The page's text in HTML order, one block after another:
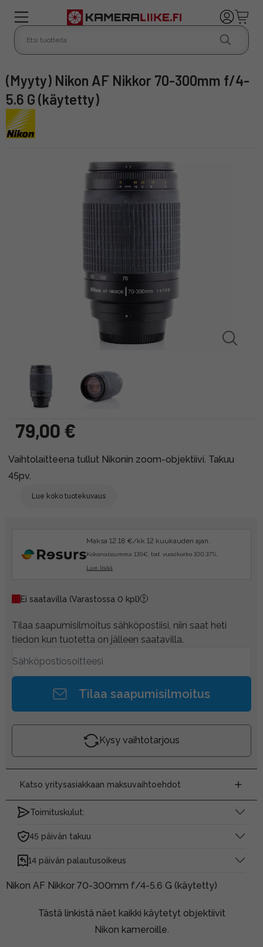
(Myyty) Nikon AF Nikkor 70-300mm f/4-
5.6 G (käytetty)
79,00 €
Vaihtolaitteena tullut Nikonin zoom-objektiivi. Takuu
45pv.
Lue koko tuotekuvaus
Maksa 12.18 €/kk 12 kuukauden ajan.
Kokonaissumma 135€, tod. vuosikorko 100.37%.
Lue lisää
Ei saatavilla (Varastossa 0 kpl)
Tilaa saapumisilmoitus sähköpostiisi, niin saat heti
tiedon kun tuotetta on jälleen saatavilla.
Tilaa saapumisilmoitus
Kysy vaihtotarjous
Katso yritysasiakkaan maksuvaihtoehdot
Toimituskulut:
45 päivän takuu
14 päivän palautusoikeus
Nikon AF Nikkor 70-300mm f/4-5.6 G (käytetty)
Tästä linkistä näet kaikki käytetyt objektiivit
Nikon kameroille.